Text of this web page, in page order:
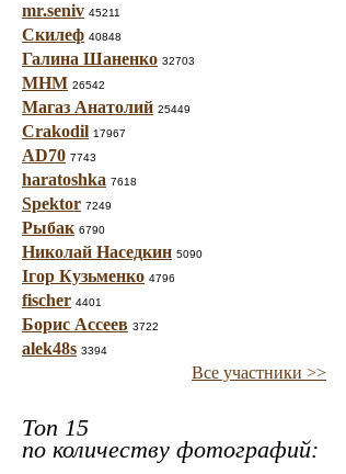
mr.seniv 45211
Скилеф 40848
Галина Шаненко 32703
МНМ 26542
Магаз Анатолий 25449
Crakodil 17967
AD70 7743
haratoshka 7618
Spektor 7249
Рыбак 6790
Николай Наседкин 5090
Ігор Кузьменко 4796
fischer 4401
Борис Ассеев 3722
alek48s 3394
Все участники >>
Топ 15
по количеству фотографий: